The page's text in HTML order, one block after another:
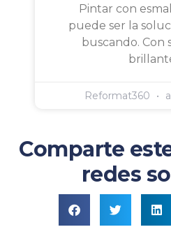
Pintar con
puede ser la
buscando. Con
Reformat360
Comparte
redes